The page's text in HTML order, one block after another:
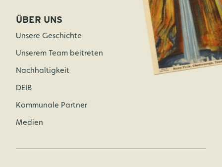
ÜBER UNS
Unsere Geschichte
Unserem Team beitreten
Nachhaltigkeit
DEIB
Kommunale Partner
Medien